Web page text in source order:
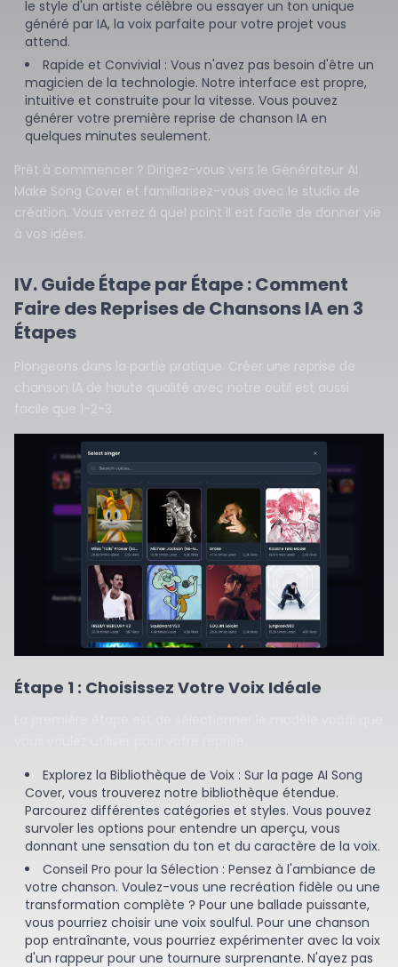
le style d'un artiste célèbre ou essayer un ton unique
généré par IA, la voix parfaite pour votre projet vous
attend.
Rapide et Convivial : Vous n'avez pas besoin d'être un
magicien de la technologie. Notre interface est propre,
intuitive et construite pour la vitesse. Vous pouvez
générer votre première reprise de chanson IA en
quelques minutes seulement.
Prêt à commencer ? Dirigez-vous vers le Générateur AI
Make Song Cover et familiarisez-vous avec le studio de
création. Vous verrez à quel point il est facile de donner vie
à vos idées.
IV. Guide Étape par Étape : Comment
Faire des Reprises de Chansons IA en 3
Étapes
Plongeons dans la partie pratique. Créer une reprise de
chanson IA de haute qualité avec notre outil est aussi
facile que 1-2-3.
Étape 1 : Choisissez Votre Voix Idéale
Explorez la Bibliothèque de Voix : Sur la page AI Song
Cover, vous trouverez notre bibliothèque étendue.
Parcourez différentes catégories et styles. Vous pouvez
survoler les options pour entendre un aperçu, vous
donnant une sensation du ton et du caractère de la voix.
Conseil Pro pour la Sélection : Pensez à l'ambiance de
votre chanson. Voulez-vous une recréation fidèle ou une
transformation complète ? Pour une ballade puissante,
vous pourriez choisir une voix soulful. Pour une chanson
pop entraînante, vous pourriez expérimenter avec la voix
d'un rappeur pour une tournure surprenante. N'ayez pas